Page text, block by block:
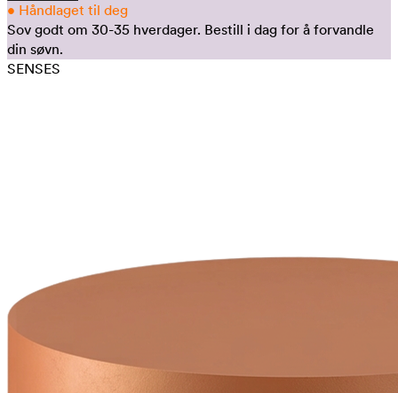
• Håndlaget til deg
Sov godt om 30-35 hverdager. Bestill i dag for å forvandle
din søvn.
SENSES